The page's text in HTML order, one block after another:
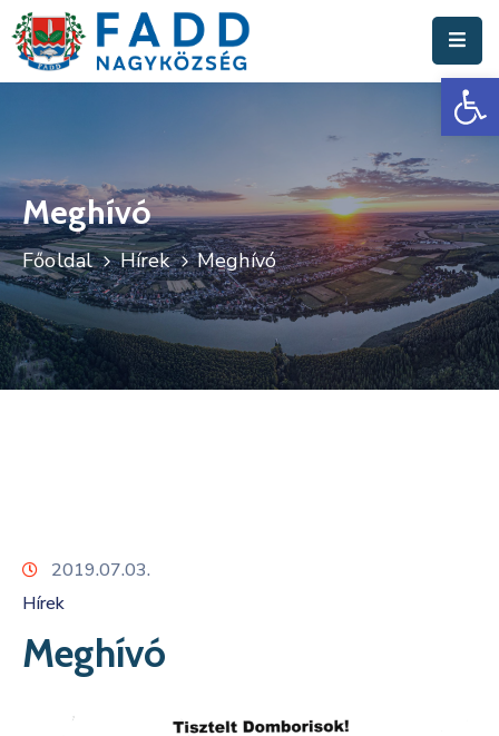
Polgármesteri
Hivatal
Fadd
Nagyközség
Turisztika
Választási
Meghívó
Főoldal Hírek Meghívó
2019.07.03.
Hírek
Meghívó